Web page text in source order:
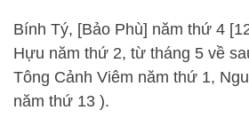
Bính Tý, [Bảo Phù] năm thứ 4
Hựu năm thứ 2, từ tháng 5 về
Tông Cảnh Viêm năm thứ 1,
năm thứ 13 ).